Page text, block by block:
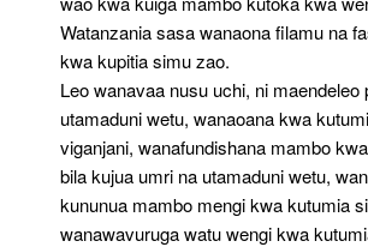
Watanzania sasa wanaona filamu na
kwa kupitia simu zao.
Leo wanavaa nusu uchi, ni maendeleo
utamaduni wetu, wanaoana kwa
viganjani, wanafundishana mambo
bila kujua umri na utamaduni wetu,
kununua mambo mengi kwa kutumia
wanawavuruga watu wengi kwa